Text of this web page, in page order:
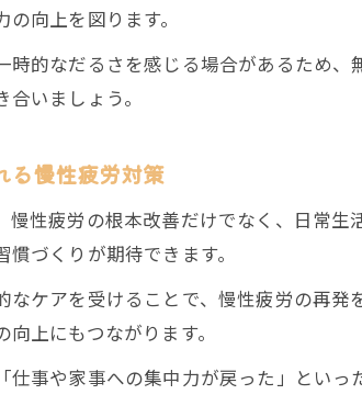
向上を図ります。
時的なだるさを感じる場合があるため
いましょう。
る慢性疲労対策
性疲労の根本改善だけでなく、日常
づくりが期待できます。
なケアを受けることで、慢性疲労の再
上にもつながります。
仕事や家事への集中力が戻った」とい